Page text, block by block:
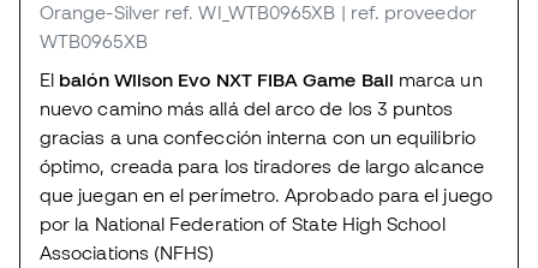
Orange-Silver ref. WI_WTB0965XB | ref. proveedor
WTB0965XB
El balón Wilson Evo NXT FIBA Game Ball marca un
nuevo camino más allá del arco de los 3 puntos
gracias a una confección interna con un equilibrio
óptimo, creada para los tiradores de largo alcance
que juegan en el perímetro. Aprobado para el juego
por la National Federation of State High School
Associations (NFHS)